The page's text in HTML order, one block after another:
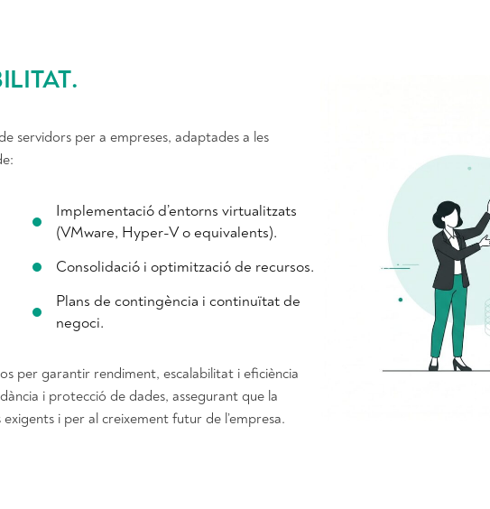
.
servidors per a empreses, adaptades a les
Implementació d’entorns virtualitzats
(VMware, Hyper-V o equivalents).
Consolidació i optimització de recursos.
Plans de contingència i continuïtat de
negoci.
per garantir rendiment, escalabilitat i eficiència
i protecció de dades, assegurant que la
i per al creixement futur de l’empresa.